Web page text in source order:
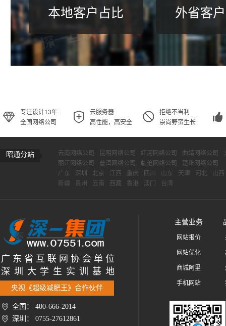
本地客户占比 外省客
专注设计13年
全国网络公司
云服务器
高性能，高安全
拒绝不当利
崇尚野蛮生长
昭通分站 云南网络公司 昆明网络公司 红河网络公司 曲靖网络公司
丽江网络公司
普洱网络公司 临沧网络公司
楚雄网络公司
广东
深圳 北京 江西 重庆 四川 山东 天津 河北
山西
新疆
贵州 云南 西藏 香港 澳门 台湾
广 东 省 互 联 网 协 会 单 位
深 圳 大 学 生 实 训 基 地
央视《超级减肥王》合作伙伴
全国： 400-666-2014
深圳： 0755-27612861
主营业务
网站报价
网站优化
商城阿里
手机网站